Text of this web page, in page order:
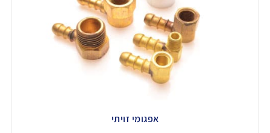
אפגומי זויתי